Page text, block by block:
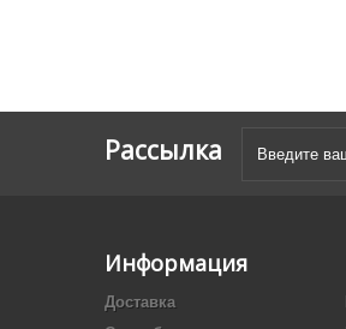
Рассылка
Информация
Доставка